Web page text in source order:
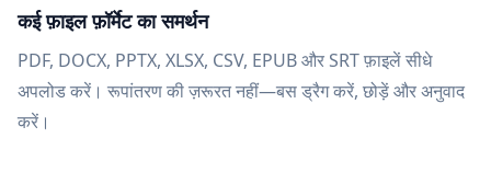
कई फ़ाइल फ़ॉर्मेट का समर्थन
PDF, DOCX, PPTX, XLSX, CSV, EPUB और SRT फ़ाइलें सीधे
अपलोड करें। रूपांतरण की ज़रूरत नहीं—बस ड्रैग करें, छोड़ें और अनुवाद
करें।